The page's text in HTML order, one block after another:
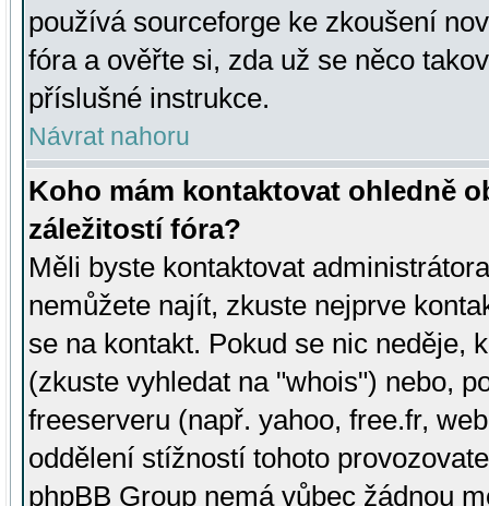
používá sourceforge ke zkoušení
fóra a ověřte si, zda už se něco
příslušné instrukce.
Návrat nahoru
Koho mám kontaktovat ohledně
záležitostí fóra?
Měli byste kontaktovat
nemůžete najít, zkuste nejprve
se na kontakt. Pokud se nic neděje,
(zkuste vyhledat na "whois") nebo,
freeserveru (např. yahoo, free.fr,
oddělení stížností tohoto
phpBB Group nemá vůbec žádnou